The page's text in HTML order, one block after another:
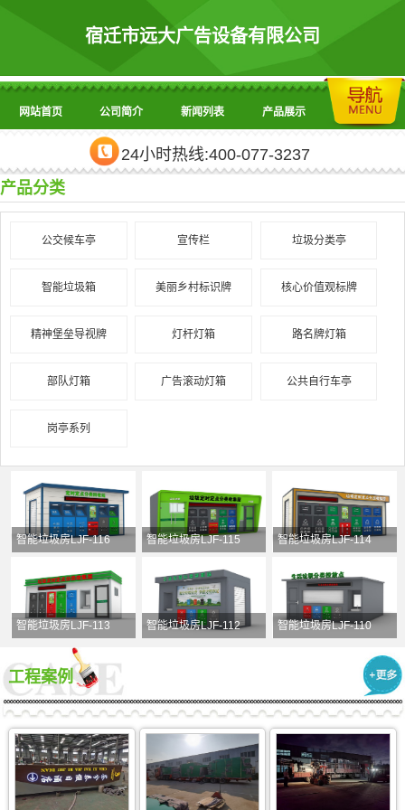
宿迁市远大广告设备有限公司
网站首页 公司简介 新闻列表 产品展示
24小时热线:400-077-3237
产品分类
公交候车亭 宣传栏 垃圾分类亭
智能垃圾箱 美丽乡村标识牌 核心价值观标牌
精神堡垒导视牌 灯杆灯箱 路名牌灯箱
部队灯箱 广告滚动灯箱 公共自行车亭
岗亭系列
智能垃圾房LJF-116 智能垃圾房LJF-115 智能垃圾房LJF-114
智能垃圾房LJF-113 智能垃圾房LJF-112 智能垃圾房LJF-110
工程案例